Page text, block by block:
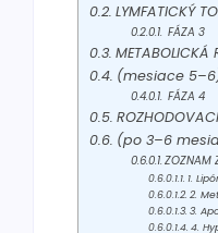
LYMFATICKÝ
FÁZA 3
METABOLICKÁ
(mesiace
FÁZA 4
(po 3–6
ZOZNAM
1.
2.
3.
4.